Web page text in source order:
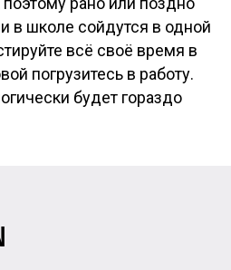
в школе сойдутся в одной
всё своё время в
погрузитесь в работу.
будет гораздо